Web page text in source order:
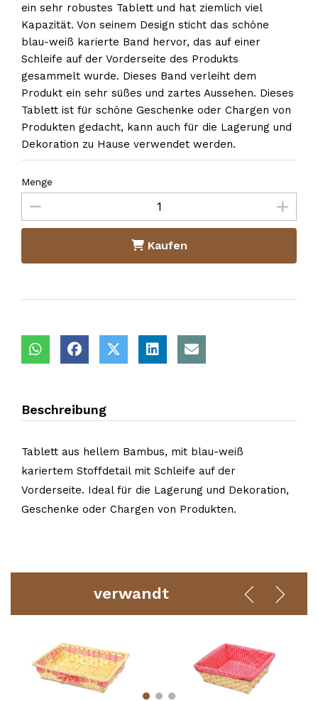
ein sehr robustes Tablett und hat ziemlich viel
Kapazität. Von seinem Design sticht das schöne
blau-weiß karierte Band hervor, das auf einer
Schleife auf der Vorderseite des Produkts
gesammelt wurde. Dieses Band verleiht dem
Produkt ein sehr süßes und zartes Aussehen. Dieses
Tablett ist für schöne Geschenke oder Chargen von
Produkten gedacht, kann auch für die Lagerung und
Dekoration zu Hause verwendet werden.
Menge
Kaufen
Beschreibung
Tablett aus hellem Bambus, mit blau-weiß
kariertem Stoffdetail mit Schleife auf der
Vorderseite. Ideal für die Lagerung und Dekoration,
Geschenke oder Chargen von Produkten.
verwandt